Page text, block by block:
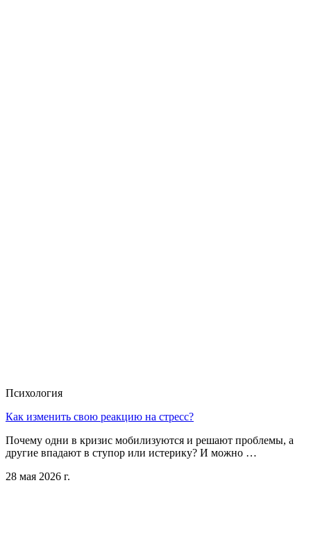
Психология
Как изменить свою реакцию на стресс?
Почему одни в кризис мобилизуются и решают проблемы, а
другие впадают в ступор или истерику? И можно …
28 мая 2026 г.